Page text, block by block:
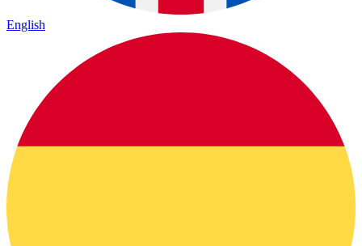
English